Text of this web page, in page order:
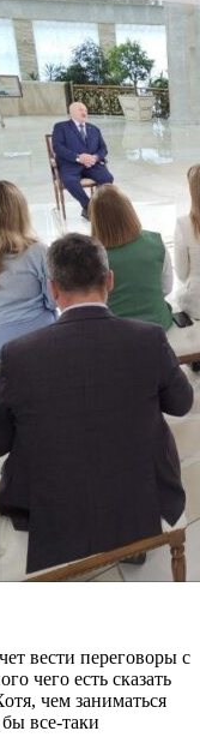
вести переговоры с
чего есть сказать
чем заниматься
все-таки